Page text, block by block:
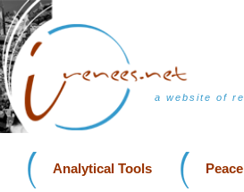
a website of
Analytical Tools